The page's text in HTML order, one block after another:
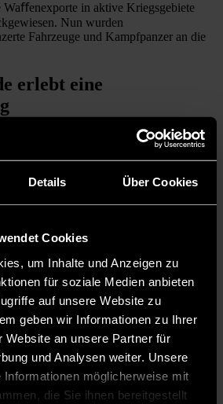
Details Über Cookies
Cookies
um Inhalte und Anzeigen zu
für soziale Medien anbieten
auf unsere Website zu
geben wir Informationen zu Ihrer
Website an unsere Partner für
und Analysen weiter. Unsere
Informationen möglicherweise mit
die Sie ihnen bereitgestellt
in aktive Kriegsgebiete
Nun wurden
Fahrzeuge und Kampfpanzer an die
erlebt eine
der ersten zwei Jahre trifft die
auf große Herausforderungen.
mitten in einer Haushaltskrise. Wir
nicht in der Lage, die dafür
Feststellung einer Notlage wurden vom
Zeitenwende erlebt eine
BSW fordern einen Stopp von
Ukraine und die Wiederaufnahme von
Bei den Landtagswahlen im Osten
über 40 Prozent der Stimmen.
den äußeren Umständen